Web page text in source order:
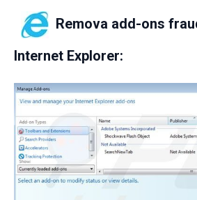
Remova add-ons
Internet Explorer: